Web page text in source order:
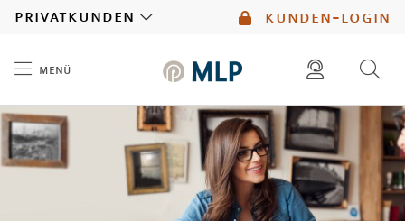
kunden-login
privatkunden
menü
diese website durchsuchen
mlp berater finden
Inhalt